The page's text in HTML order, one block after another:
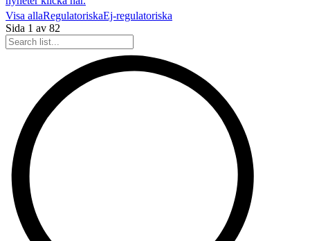
Visa allaRegulatoriskaEj-regulatoriska
Sida 1 av 82